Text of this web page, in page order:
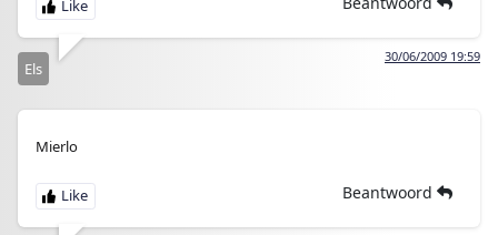
30/06/2009 19:59
Els
Mierlo
Beantwoord